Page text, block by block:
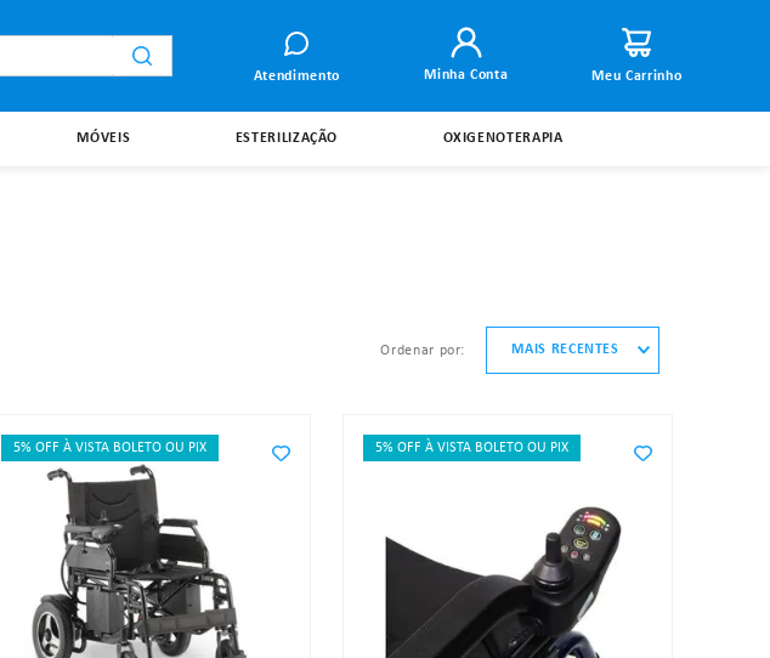
Atendimento Minha Conta
MÓVEIS ESTERILIZAÇÃO OXIGENOTERAPIA
ordenar por MAIS RECENTES
5% OFF À VISTA BOLETO OU PIX 5% OFF À VISTA BOLETO OU PIX